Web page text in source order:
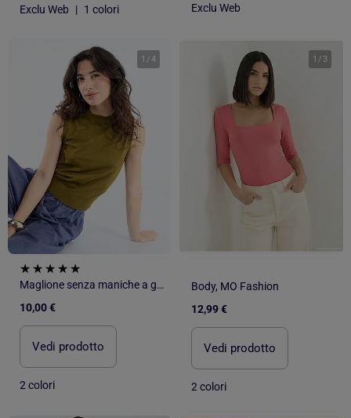
Exclu Web | 1 colori Exclu Web
1 /4
Maglione senza maniche a girocollo
10,00 €
Vedi prodotto
2 colori
1 / 3
Body, MO Fashion
12,99 €
Vedi prodotto
2 colori